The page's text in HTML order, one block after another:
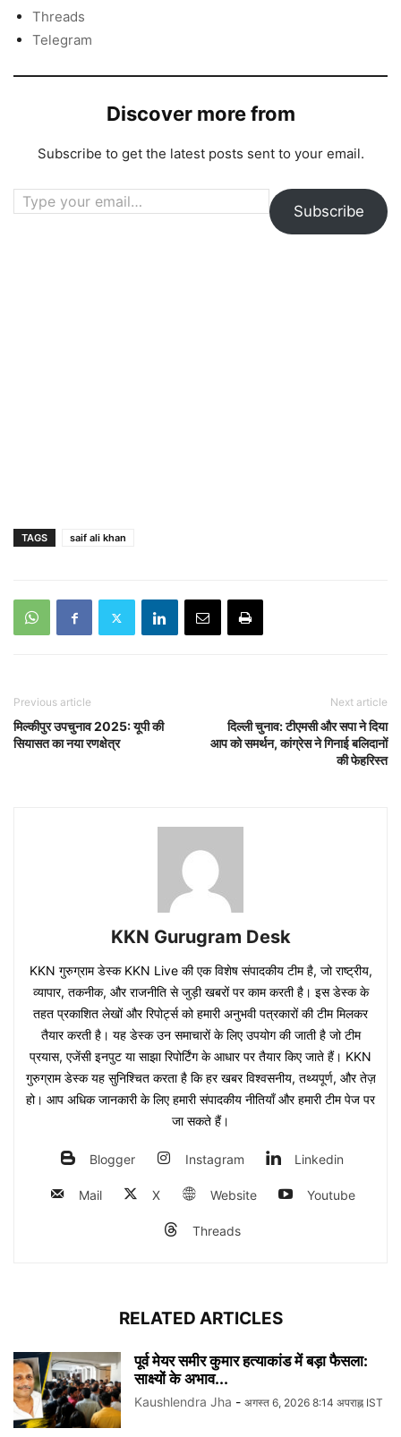
Threads
Telegram
Discover more from
Subscribe to get the latest posts sent to your email.
Type your email…
Subscribe
TAGS saif ali khan
Previous article
मिल्कीपुर उपचुनाव 2025: यूपी की
सियासत का नया रणक्षेत्र
Next article
दिल्ली चुनाव: टीएमसी और सपा ने दिया
आप को समर्थन, कांग्रेस ने गिनाई बलिदानों
की फेहरिस्त
KKN Gurugram Desk
KKN गुरुग्राम डेस्क KKN Live की एक विशेष संपादकीय टीम है, जो राष्ट्रीय,
व्यापार, तकनीक, और राजनीति से जुड़ी खबरों पर काम करती है। इस डेस्क के
तहत प्रकाशित लेखों और रिपोर्ट्स को हमारी अनुभवी पत्रकारों की टीम मिलकर
तैयार करती है। यह डेस्क उन समाचारों के लिए उपयोग की जाती है जो टीम
प्रयास, एजेंसी इनपुट या साझा रिपोर्टिंग के आधार पर तैयार किए जाते हैं। KKN
गुरुग्राम डेस्क यह सुनिश्चित करता है कि हर खबर विश्वसनीय, तथ्यपूर्ण, और तेज़
हो। आप अधिक जानकारी के लिए हमारी संपादकीय नीतियाँ और हमारी टीम पेज पर
जा सकते हैं।
Blogger Instagram Linkedin
Mail X Website Youtube
Threads
RELATED ARTICLES
पूर्व मेयर समीर कुमार हत्याकांड में बड़ा फैसला:
साक्ष्यों के अभाव...
Kaushlendra Jha - अगस्त 6, 2026 8:14 अपराह्न IST